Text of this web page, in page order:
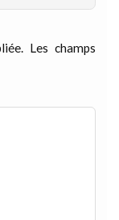
Les champs